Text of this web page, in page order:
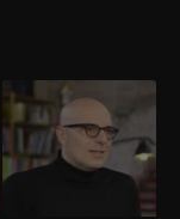
Andrea Favaretto |
Esperto di
comunicazione
Alla scoperta dell'esperto
di comunicazione di
Matrimonio A Prima